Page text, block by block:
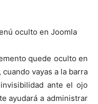
quede oculto en
vayas a la barra
ante el ojo
ayudará a administrar